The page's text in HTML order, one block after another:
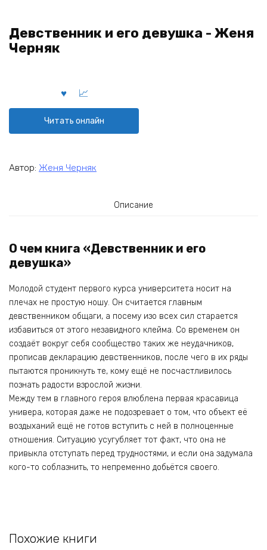
Девственник и его девушка - Женя
Черняк
Читать онлайн
Автор: Женя Черняк
Описание
О чем книга «Девственник и его
девушка»
Молодой студент первого курса университета носит на
плечах не простую ношу. Он считается главным
девственником общаги, а посему изо всех сил старается
избавиться от этого незавидного клейма. Со временем он
создаёт вокруг себя сообщество таких же неудачников,
прописав декларацию девственников, после чего в их ряды
пытаются проникнуть те, кому ещё не посчастливилось
познать радости взрослой жизни.
Между тем в главного героя влюблена первая красавица
универа, которая даже не подозревает о том, что объект её
воздыханий ещё не готов вступить с ней в полноценные
отношения. Ситуацию усугубляет тот факт, что она не
привыкла отступать перед трудностями, и если она задумала
кого-то соблазнить, то непременно добьётся своего.
Похожие книги